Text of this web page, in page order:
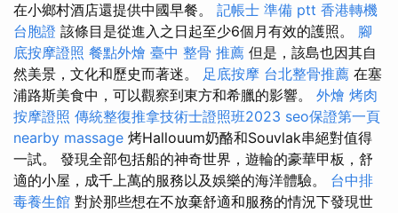
在小鄉村酒店還提供中國早餐。 記帳士 準備 ptt 香港轉機
台胞證 該條目是從進入之日起至少6個月有效的護照。 腳
底按摩證照 餐點外燴 臺中 整骨 推薦 但是，該島也因其自
然美景，文化和歷史而著迷。 足底按摩 台北整骨推薦 在塞
浦路斯美食中，可以觀察到東方和希臘的影響。 外燴 烤肉
按摩證照 傳統整復推拿技術士證照班2023 seo保證第一頁
nearby massage 烤Hallouum奶酪和Souvlak串絕對值得
一試。 發現全部包括船的神奇世界，遊輪的豪華甲板，舒
適的小屋，成千上萬的服務以及娛樂的海洋體驗。 台中排
毒養生館 對於那些想在不放棄舒適和服務的情況下發現世